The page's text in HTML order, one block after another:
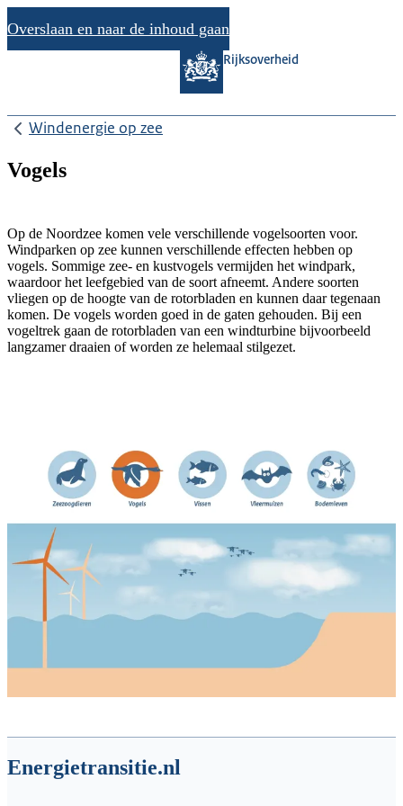
Overslaan en naar de inhoud gaan
Rijksoverheid
Windenergie op zee
Vogels
Op de Noordzee komen vele verschillende vogelsoorten voor.
Windparken op zee kunnen verschillende effecten hebben op
vogels. Sommige zee- en kustvogels vermijden het windpark,
waardoor het leefgebied van de soort afneemt. Andere soorten
vliegen op de hoogte van de rotorbladen en kunnen daar tegenaan
komen. De vogels worden goed in de gaten gehouden. Bij een
vogeltrek gaan de rotorbladen van een windturbine bijvoorbeeld
langzamer draaien of worden ze helemaal stilgezet.
Energietransitie.nl